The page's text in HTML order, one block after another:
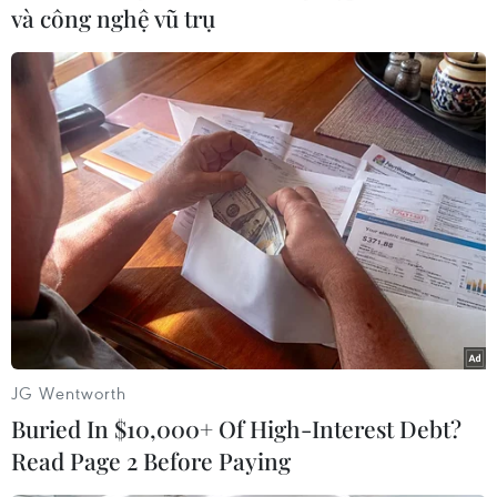
#VTV #AVG #Bão số 8
#Tháp truyền hình
#Nam Định
Nam Định Ninh Bình
Theo dõi VietnamPlus
TIN CÙNG CHUYÊN MỤC
và công nghệ vũ trụ
JG Wentworth
Buried In $10,000+ Of High-Interest Debt?
Read Page 2 Before Paying